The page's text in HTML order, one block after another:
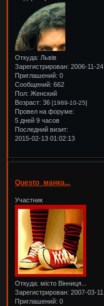
Откуда: Львів
Зарегистрирован: 2006-11-24
Приглашений: 0
Сообщений: 662
Пол: Женский
Возраст: 36[1989-10-25]
Провел на форуме:
5 дней 9 часов
Последний визит:
2015-02-13 01:02:13
Questo_манка...
Участник
Откуда: місто Вінниця...
Зарегистрирован: 2007-03-11
Приглашений: 0